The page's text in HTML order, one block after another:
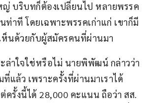
ญ่ บริบทก็ต้องเปลี่ยนไป หลายพรรค
ท่าที โดยเฉพาะพรรคเก่าแก่ เขาก็มี
นด้วยกับผู้สมัครคนที่ผ่านมา
ล่าใจใช่หรือไม่ นายพิพัฒน์ กล่าวว่า
ที่แล้ว เพราะครั้งที่ผ่านมาเราได้
ครั้งนี้ได้ 28,000 คะแนน ถือว่า สส.